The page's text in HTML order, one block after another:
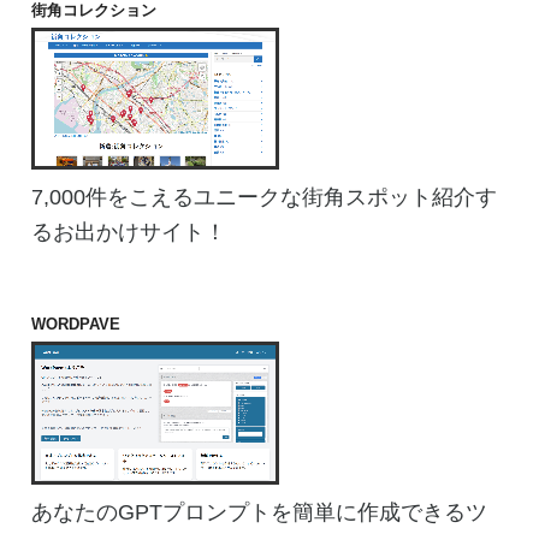
街角コレクション
7,000件をこえるユニークな街角スポット紹介す
るお出かけサイト！
WORDPAVE
あなたのGPTプロンプトを簡単に作成できるツ